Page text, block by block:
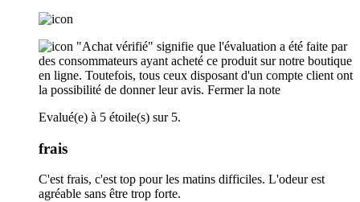
"Achat vérifié" signifie que l'évaluation a été faite par
des consommateurs ayant acheté ce produit sur notre boutique
en ligne. Toutefois, tous ceux disposant d'un compte client ont
la possibilité de donner leur avis. Fermer la note
Evalué(e) à 5 étoile(s) sur 5.
frais
C'est frais, c'est top pour les matins difficiles. L'odeur est
agréable sans être trop forte.